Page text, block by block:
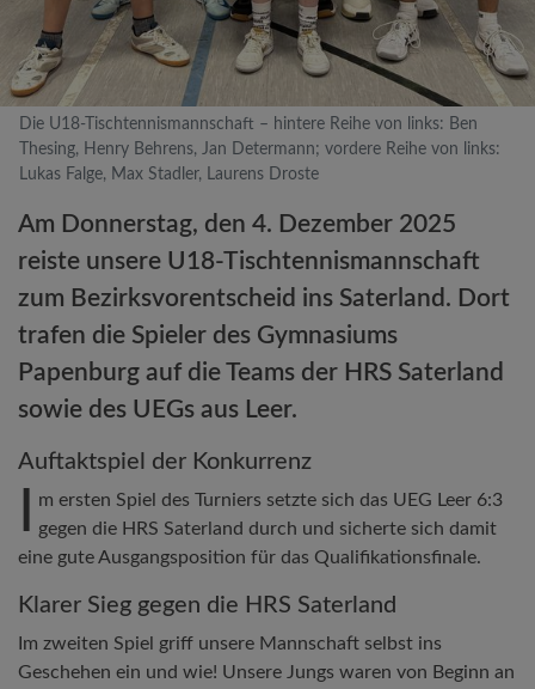
Die U18-Tischtennismannschaft – hintere Reihe von links: Ben
Thesing, Henry Behrens, Jan Determann; vordere Reihe von links:
Lukas Falge, Max Stadler, Laurens Droste
Am Donnerstag, den 4. Dezember 2025
reiste unsere U18-Tischtennismannschaft
zum Bezirksvorentscheid ins Saterland. Dort
trafen die Spieler des Gymnasiums
Papenburg auf die Teams der HRS Saterland
sowie des UEGs aus Leer.
Auftaktspiel der Konkurrenz
m ersten Spiel des Turniers setzte sich das UEG Leer 6:3
gegen die HRS Saterland durch und sicherte sich damit
eine gute Ausgangsposition für das Qualifikationsfinale.
Klarer Sieg gegen die HRS Saterland
Im zweiten Spiel griff unsere Mannschaft selbst ins
Geschehen ein und wie! Unsere Jungs waren von Beginn an